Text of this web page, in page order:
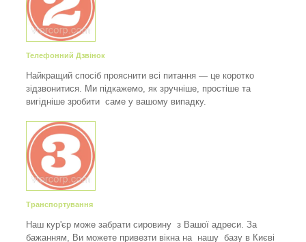
Телефонний Дзвінок
Найкращий спосіб прояснити всі питання — це коротко
зідзвонитися. Ми підкажемо, як зручніше, простіше та
вигідніше зробити саме у вашому випадку.
Транспортування
Наш кур'єр може забрати сировину з Вашої адреси. За
бажанням, Ви можете привезти вікна на нашу базу в Києві